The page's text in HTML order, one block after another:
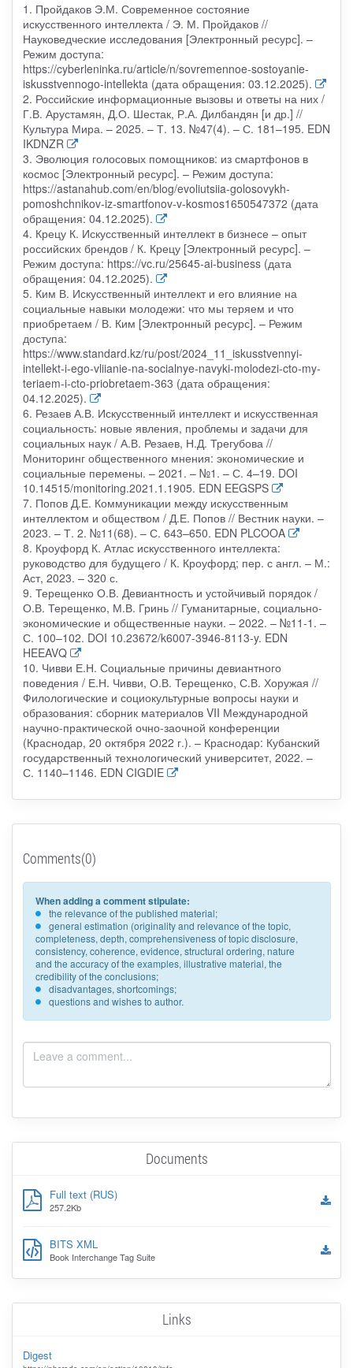
1. Пройдаков Э.М. Современное состояние
искусственного интеллекта / Э. М. Пройдаков //
Науковедческие исследования [Электронный ресурс]. –
Режим доступа:
https://cyberleninka.ru/article/n/sovremennoe-sostoyanie-
iskusstvennogo-intellekta (дата обращения: 03.12.2025).
2. Российские информационные вызовы и ответы на них /
Г.В. Арустамян, Д.О. Шестак, Р.А. Дилбандян [и др.] //
Культура Мира. – 2025. – Т. 13. №47(4). – С. 181–195. EDN
IKDNZR
3. Эволюция голосовых помощников: из смартфонов в
космос [Электронный ресурс]. – Режим доступа:
https://astanahub.com/en/blog/evoliutsiia-golosovykh-
pomoshchnikov-iz-smartfonov-v-kosmos1650547372 (дата
обращения: 04.12.2025).
4. Крецу К. Искусственный интеллект в бизнесе – опыт
российских брендов / К. Крецу [Электронный ресурс]. –
Режим доступа: https://vc.ru/25645-ai-business (дата
обращения: 04.12.2025).
5. Ким В. Искусственный интеллект и его влияние на
социальные навыки молодежи: что мы теряем и что
приобретаем / В. Ким [Электронный ресурс]. – Режим
доступа:
https://www.standard.kz/ru/post/2024_11_iskusstvennyi-
intellekt-i-ego-vliianie-na-socialnye-navyki-molodezi-cto-my-
teriaem-i-cto-priobretaem-363 (дата обращения:
04.12.2025).
6. Резаев А.В. Искусственный интеллект и искусственная
социальность: новые явления, проблемы и задачи для
социальных наук / А.В. Резаев, Н.Д. Трегубова //
Мониторинг общественного мнения: экономические и
социальные перемены. – 2021. – №1. – С. 4–19. DOI
10.14515/monitoring.2021.1.1905. EDN EEGSPS
7. Попов Д.Е. Коммуникации между искусственным
интеллектом и обществом / Д.Е. Попов // Вестник науки. –
2023. – Т. 2. №11(68). – С. 643–650. EDN PLCOOA
8. Кроуфорд К. Атлас искусственного интеллекта:
руководство для будущего / К. Кроуфорд; пер. с англ. – М.:
Аст, 2023. – 320 с.
9. Терещенко О.В. Девиантность и устойчивый порядок /
О.В. Терещенко, М.В. Гринь // Гуманитарные, социально-
экономические и общественные науки. – 2022. – №11-1. –
С. 100–102. DOI 10.23672/k6007-3946-8113-y. EDN
HEEAVQ
10. Чивви Е.Н. Социальные причины девиантного
поведения / Е.Н. Чивви, О.В. Терещенко, С.В. Хоружая //
Филологические и социокультурные вопросы науки и
образования: сборник материалов VII Международной
научно-практической очно-заочной конференции
(Краснодар, 20 октября 2022 г.). – Краснодар: Кубанский
государственный технологический университет, 2022. –
С. 1140–1146. EDN CIGDIE
Comments(0)
When adding a comment stipulate:
the relevance of the published material;
general estimation (originality and relevance of the topic,
completeness, depth, comprehensiveness of topic disclosure,
consistency, coherence, evidence, structural ordering, nature
and the accuracy of the examples, illustrative material, the
credibility of the conclusions;
disadvantages, shortcomings;
questions and wishes to author.
Documents
Full text (RUS)
257.2Kb
BITS XML
Book Interchange Tag Suite
Links
Digest